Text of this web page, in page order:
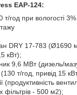
EAP-124:
т/год при вологості 3%
DRY 17-783 (Ø1690
кВт);
9,6 МВт (дизель/
т/год, привід 15
(продуктивність
фільтрів - 500 м2);